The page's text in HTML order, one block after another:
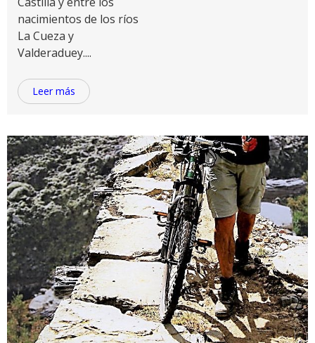
nacimientos de los ríos
La Cueza y
Valderaduey....
Leer más